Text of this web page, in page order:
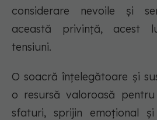
considerare nevoile și
această privință, acest
tensiuni.
O soacră înțelegătoare și
o resursă valoroasă
sfaturi, sprijin emoțional